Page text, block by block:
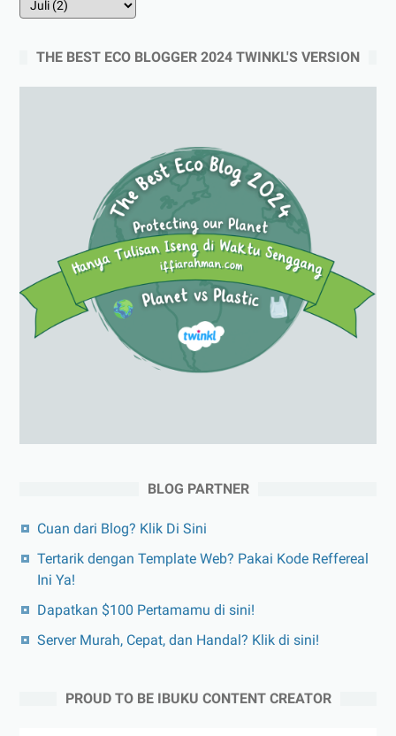
THE BEST ECO BLOGGER 2024 TWINKL'S VERSION
BLOG PARTNER
Cuan dari Blog? Klik Di Sini
Tertarik dengan Template Web? Pakai Kode Reffereal
Ini Ya!
Dapatkan $100 Pertamamu di sini!
Server Murah, Cepat, dan Handal? Klik di sini!
PROUD TO BE IBUKU CONTENT CREATOR